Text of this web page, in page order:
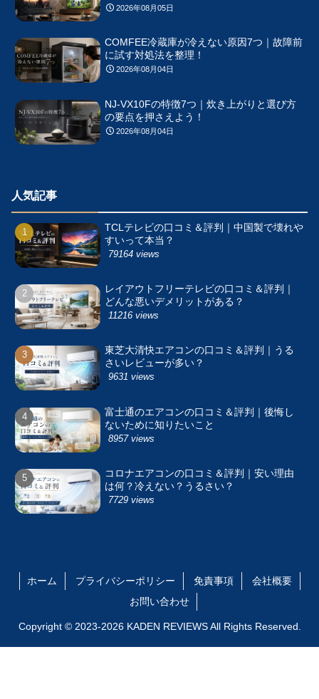
2026年08月05日
COMFEE冷蔵庫が冷えない原因7つ｜故障前
に試す対処法を整理！
2026年08月04日
NJ-VX10Fの特徴7つ｜炊き上がりと選び方
の要点を押さえよう！
2026年08月04日
人気記事
TCLテレビの口コミ＆評判｜中国製で壊れや
すいって本当？
79164 views
レイアウトフリーテレビの口コミ＆評判｜
どんな悪いデメリットがある？
11216 views
東芝大清快エアコンの口コミ＆評判｜うる
さいレビューが多い？
9631 views
富士通のエアコンの口コミ＆評判｜後悔し
ないために知りたいこと
8957 views
コロナエアコンの口コミ＆評判｜安い理由
は何？冷えない？うるさい？
7729 views
ホーム プライバシーポリシー 免責事項
会社概要
お問い合わせ
Copyright © 2023-2026 KADEN REVIEWS All Rights Reserved.